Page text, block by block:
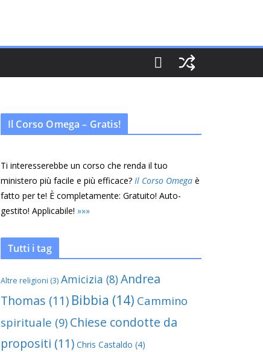
Il Corso Omega – Gratis!
Ti interesserebbe un corso che renda il tuo
ministero più facile e più efficace? Il Corso Omega è
fatto per te! È completamente: Gratuito! Auto-
gestito! Applicabile! »»»
Tutti i tag
Altre religioni (3) Amicizia (8)Andrea
Thomas (11) Bibbia (14) Cammino
spirituale (9) Chiese condotte da
propositi (11) Chris Castaldo (4)